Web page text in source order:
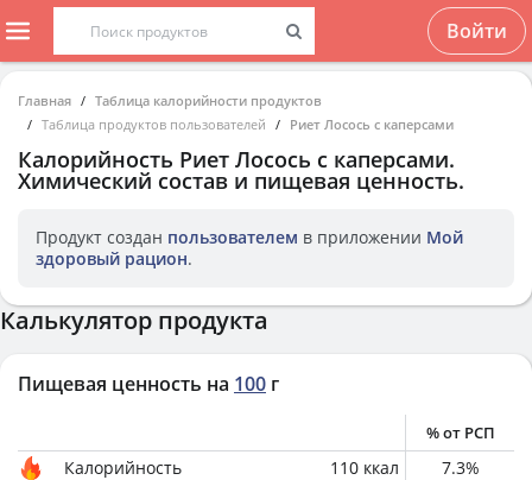
Войти
Главная
Таблица калорийности продуктов
Таблица продуктов пользователей
Риет Лосось с каперсами
Калорийность Риет Лосось с каперсами.
Химический состав и пищевая ценность.
Продукт создан пользователем в приложении Мой
здоровый рацион.
Калькулятор продукта
Пищевая ценность на 100 г
% от РСП
Калорийность 110 ккал 7.3%